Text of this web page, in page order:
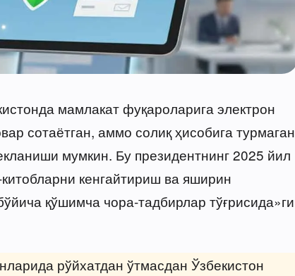
мамлакат фуқароларига электрон
сотаётган, аммо солиқ ҳисобига турмаган
мумкин. Бу президентнинг 2025 йил
кенгайтириш ва яширин
қўшимча чора-тадбирлар тўғрисида»ги
рўйхатдан ўтмасдан Ўзбекистон